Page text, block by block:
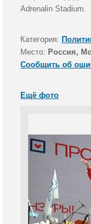
Adrenalin Stadium.
Категория:
Место: Россия,
Сообщить об
Ещё фото